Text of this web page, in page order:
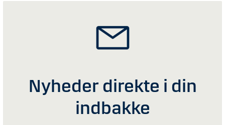
Nyheder direkte i din
indbakke